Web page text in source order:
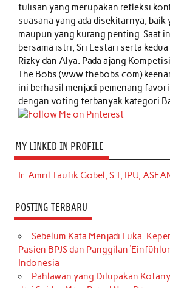
tulisan yang merupakan refleksi
suasana yang ada disekitarnya, baik
maupun yang kurang penting. Saat
bersama istri, Sri Lestari serta
Rizky dan Alya. Pada ajang
The Bobs (www.thebobs.com)
ini berhasil menjadi pemenang
dengan voting terbanyak kategori
MY LINKED IN PROFILE
Ir. Amril Taufik Gobel, S.T, IPU,
POSTING TERBARU
Sebelum Kata Menjadi Luka:
Pasien BPJS dan Panggilan
Indonesia
Pahlawan yang Dilupakan